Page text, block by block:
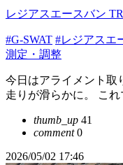
レジアスエースバン
#G-SWAT #レジアスエ
測定・調整
今日はアライメント取
走りが滑らかに。 こ
thumb_up 41
comment0
2026/05/02 17:46